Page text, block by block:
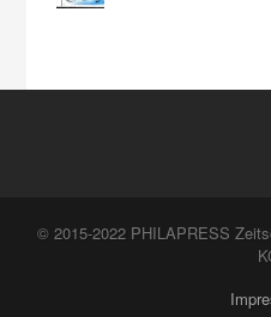
© 2015-2022 PHILAPRESS